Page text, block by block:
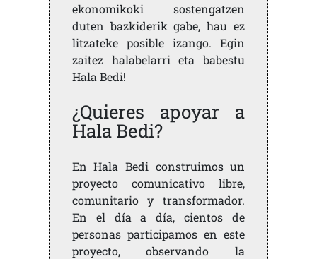
ekonomikoki sostengatzen
duten bazkiderik gabe, hau ez
litzateke posible izango. Egin
zaitez halabelarri eta babestu
Hala Bedi!
¿Quieres apoyar a
Hala Bedi?
En Hala Bedi construimos un
proyecto comunicativo libre,
comunitario y transformador.
En el día a día, cientos de
personas participamos en este
proyecto, observando la